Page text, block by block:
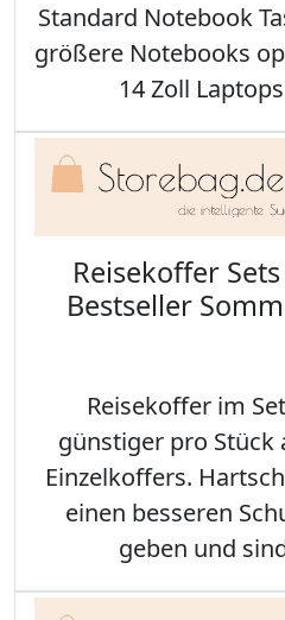
Standard Notebook
größere Notebooks
14 Zoll
Reisekoffer
Bestseller
Reisekoffer im
günstiger pro Stück
Einzelkoffers.
einen besseren
geben und